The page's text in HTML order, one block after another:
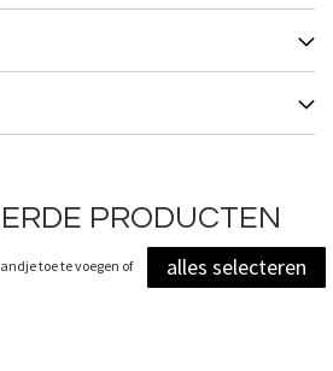
PRODUCTEN
toe te voegen of alles selecteren